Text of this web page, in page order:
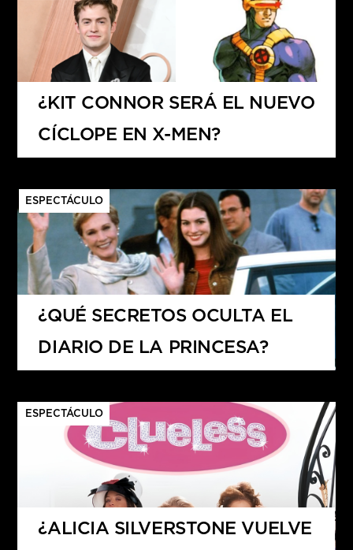
¿KIT CONNOR SERÁ EL NUEVO
CÍCLOPE EN X-MEN?
ESPECTÁCULO
¿QUÉ SECRETOS OCULTA EL
DIARIO DE LA PRINCESA?
ESPECTÁCULO
¿ALICIA SILVERSTONE VUELVE